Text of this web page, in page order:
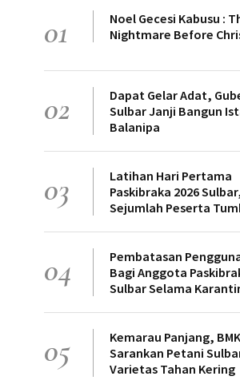
01
Noel Gecesi Kabusu :
Nightmare Before
02
Dapat Gelar Adat,
Sulbar Janji Bangun
Balanipa
03
Latihan Hari Pertama
Paskibraka 2026
Sejumlah Peserta
04
Pembatasan
Bagi Anggota
Sulbar Selama
05
Kemarau Panjang,
Sarankan Petani
Varietas Tahan Kering